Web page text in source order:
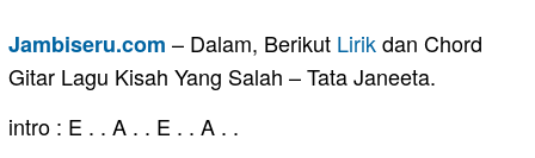
Jambiseru.com – Dalam, Berikut Lirikdan Chord
Gitar Lagu Kisah Yang Salah – Tata Janeeta.
intro : E . . A . . E . . A . .